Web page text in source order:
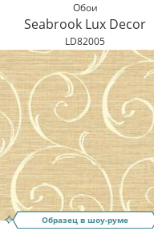
Обои
Seabrook Lux Decor
LD82005
Образец в шоу-руме